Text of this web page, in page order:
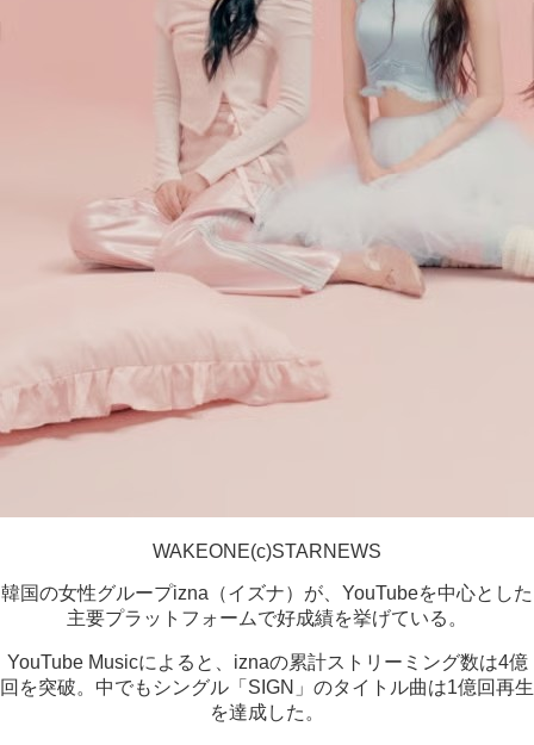
WAKEONE(c)STARNEWS
韓国の女性グループizna（イズナ）が、YouTubeを中心とした
主要プラットフォームで好成績を挙げている。
YouTube Musicによると、iznaの累計ストリーミング数は4億
回を突破。中でもシングル「SIGN」のタイトル曲は1億回再生
を達成した。